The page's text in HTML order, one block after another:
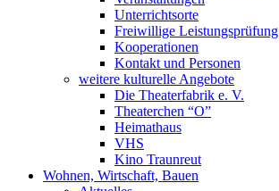
Unterrichtsorte
Freiwillige Leistungsprüfung
Kooperationen
Kontakt und Personen
weitere kulturelle Angebote
Die Theaterfabrik e. V.
Theaterchen “O”
Heimathaus
VHS
Kino Traunreut
Wohnen, Wirtschaft, Bauen